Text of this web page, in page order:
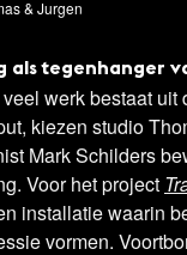
& Jurgen
als tegenhanger
werk bestaat uit
kiezen studio
Mark Schilders
Voor het project
installatie waarin
vormen.